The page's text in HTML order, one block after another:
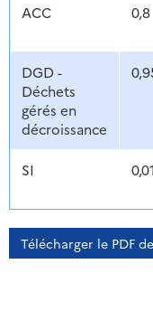
ACC 0,8
DGD -
Déchets
gérés en
décroissance
SI
Télécharger le PDF